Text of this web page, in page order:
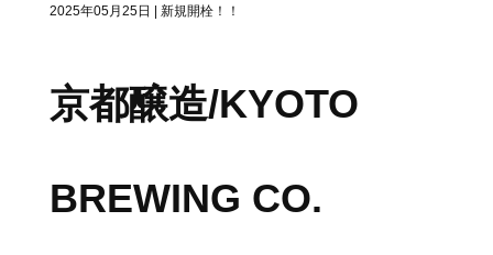
2025年05月25日 | 新規開栓！！
京都醸造/KYOTO
BREWING CO.